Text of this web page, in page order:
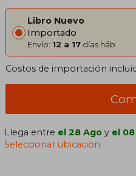
Libro Nuevo
Importado
Envío: 12 a 17 días háb.
Costos de importación
Llega entre el 28 Ago y el
Seleccionar ubicación